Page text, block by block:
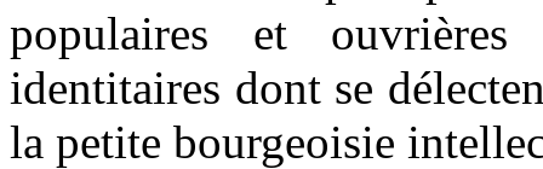
populaires et
identitaires dont se
la petite bourgeoisie